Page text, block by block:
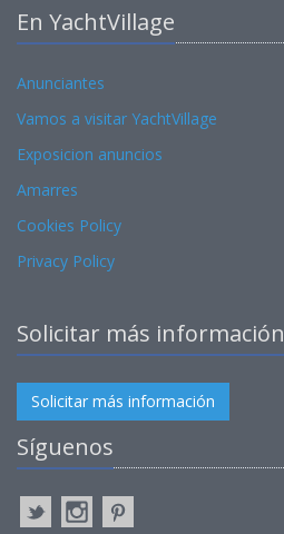
En YachtVillage
Anunciantes
Vamos a visitar YachtVillage
Exposicion anuncios
Amarres
Cookies Policy
Privacy Policy
Solicitar más información
Solicitar más información
Síguenos